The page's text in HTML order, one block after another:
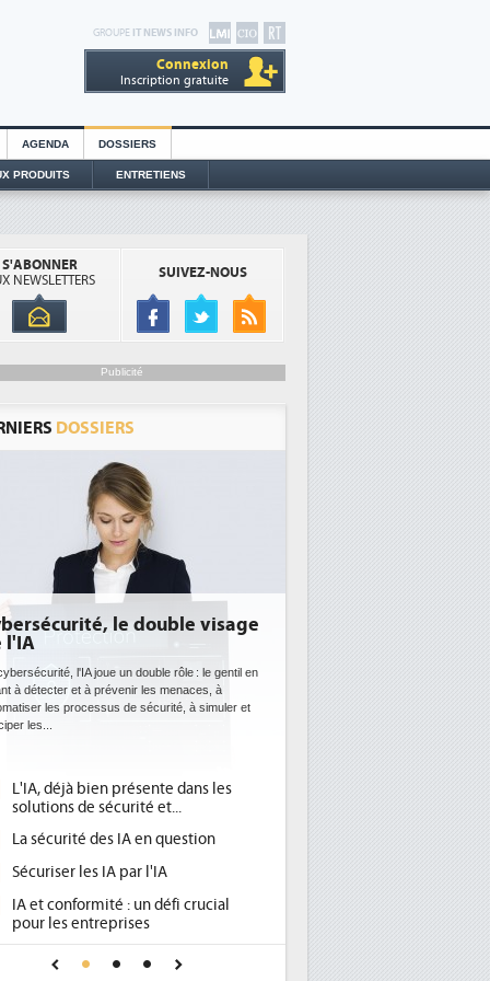
GROUPE IT NEWS INFO
Connexion
Inscription gratuite
AGENDA DOSSIERS
PRODUITS ENTRETIENS
S'ABONNER
NEWSLETTERS
SUIVEZ-NOUS
Publicité
DOSSIERS
en
et
DEE: l'efficacité énergétique
bientôt une obligation pour les
datacenters
Des datacenters plus durables et plus efficaces, c'est
ce que recherchent les pouvoirs publics européens
1
Qu'est-ce que la DEE (directive
d'efficacité énergétique) ?
2
DEE, une pression administrative
place pour répondre à...
Phocea DC dans les cordes pour la
DEE